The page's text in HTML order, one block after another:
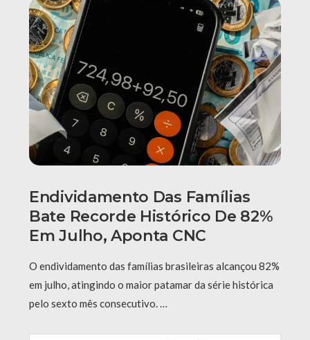
Endividamento Das Famílias
Bate Recorde Histórico De 82%
Em Julho, Aponta CNC
O endividamento das famílias brasileiras alcançou 82%
em julho, atingindo o maior patamar da série histórica
pelo sexto mês consecutivo. …